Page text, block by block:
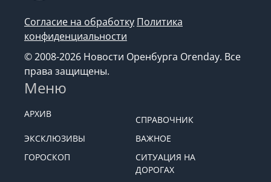
Согласие на обработку Политика
конфиденциальности
© 2008-2026 Новости Оренбурга Orenday. Все
права защищены.
Меню
АРХИВ
СПРАВОЧНИК
ЭКСКЛЮЗИВЫ
ВАЖНОЕ
ГОРОСКОП
СИТУАЦИЯ НА
ДОРОГАХ